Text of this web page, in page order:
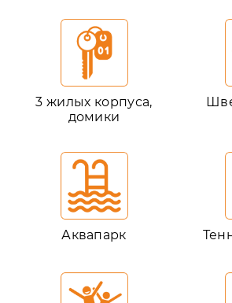
3 жилых корпуса,
домики
Аквапарк